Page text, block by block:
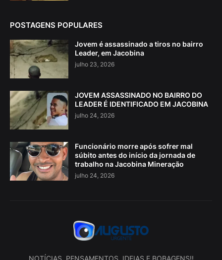
POSTAGENS POPULARES
Jovem é assassinado a tiros no bairro
Leader, em Jacobina
julho 23, 2026
JOVEM ASSASSINADO NO BAIRRO DO
LEADER É IDENTIFICADO EM JACOBINA
julho 24, 2026
Funcionário morre após sofrer mal
súbito antes do início da jornada de
trabalho na Jacobina Mineração
julho 24, 2026